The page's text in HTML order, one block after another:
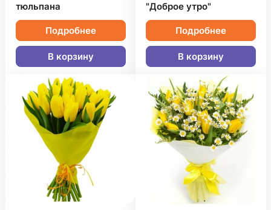
тюльпана
Подробнее
В корзину
"Доброе утро"
Подробнее
В корзину